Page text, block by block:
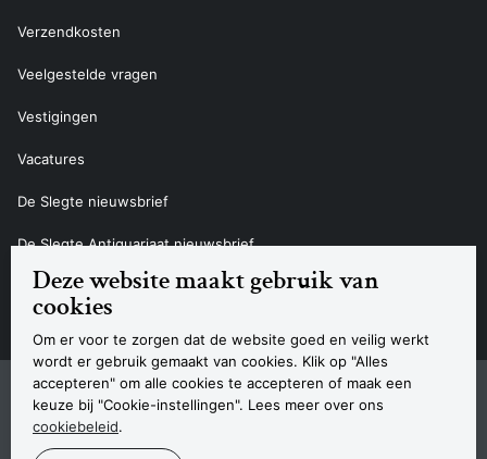
Deze website maakt gebruik van
cookies
Om er voor te zorgen dat de website goed en veilig werkt
wordt er gebruik gemaakt van cookies. Klik op "Alles
accepteren" om alle cookies te accepteren of maak een
keuze bij "Cookie-instellingen". Lees meer over ons
cookiebeleid.
Verzendkosten
Veelgestelde vragen
Vestigingen
Vacatures
De Slegte nieuwsbrief
De Slegte Antiquariaat nieuwsbrief
Contact
Navigatie
SitemapPrivacyverklaring CookieverklaringAlgemene voorwaardenDisclaimer
Contact